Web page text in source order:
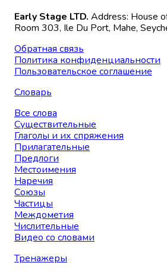
Early Stage LTD. Address: House
Room 303, Ile Du Port, Mahe,
Обратная связь
Политика конфиденциальности
Пользовательское соглашение
Словарь
Все слова
Существительные
Глаголы и их спряжения
Прилагательные
Предлоги
Местоимения
Наречия
Союзы
Частицы
Междометия
Числительные
Видео со словами
Тренажеры